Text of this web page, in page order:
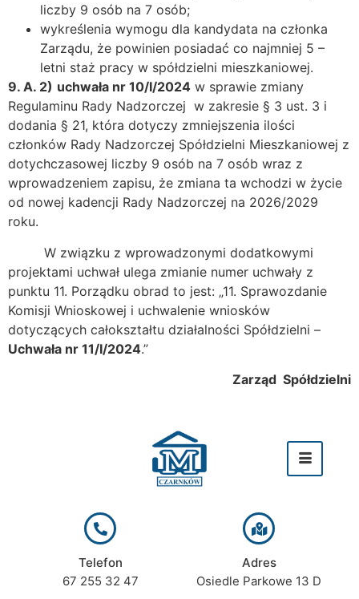
liczby 9 osób na 7 osób;
wykreślenia wymogu dla kandydata na członka
Zarządu, że powinien posiadać co najmniej 5 –
letni staż pracy w spółdzielni mieszkaniowej.
9. A. 2) uchwała nr 10/I/2024 w sprawie zmiany
Regulaminu Rady Nadzorczej w zakresie § 3 ust. 3 i
dodania § 21, która dotyczy zmniejszenia ilości
członków Rady Nadzorczej Spółdzielni Mieszkaniowej z
dotychczasowej liczby 9 osób na 7 osób wraz z
wprowadzeniem zapisu, że zmiana ta wchodzi w życie
od nowej kadencji Rady Nadzorczej na 2026/2029
roku.
W związku z wprowadzonymi dodatkowymi
projektami uchwał ulega zmianie numer uchwały z
punktu 11. Porządku obrad to jest: „11. Sprawozdanie
Komisji Wnioskowej i uchwalenie wniosków
dotyczących całokształtu działalności Spółdzielni –
Uchwała nr 11/I/2024.”
Zarząd Spółdzielni
Telefon
67 255 32 47
Adres
Osiedle Parkowe 13 D